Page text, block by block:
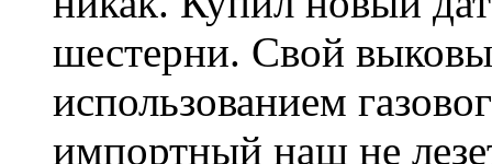
шестерни. Свой
использованием
импортный наш не